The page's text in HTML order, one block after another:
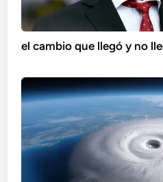
el cambio que llegó y no